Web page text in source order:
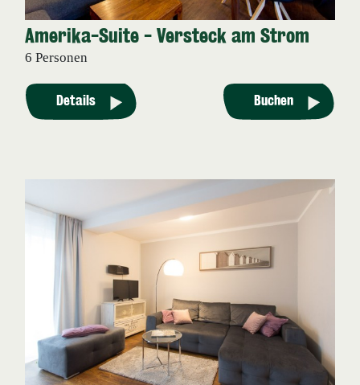
Amerika-Suite - Versteck am Strom
6 Personen
Details Buchen